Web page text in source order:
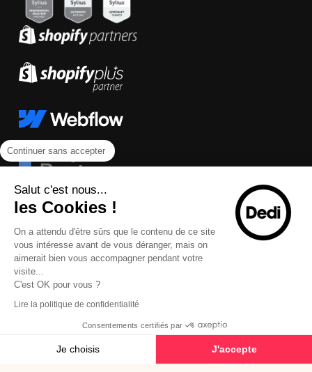
© 2026 Dedi Agency - Tous droits réservés
Continuer sans accepter
Salut c'est nous...
les Cookies !
On a attendu d'être sûrs que le contenu de ce site
vous intéresse avant de vous déranger, mais on
aimerait bien vous accompagner pendant votre
visite...
C'est OK pour vous ?
Lire la politique de confidentialité
Consentements certifiés par
Je choisis J'accepte